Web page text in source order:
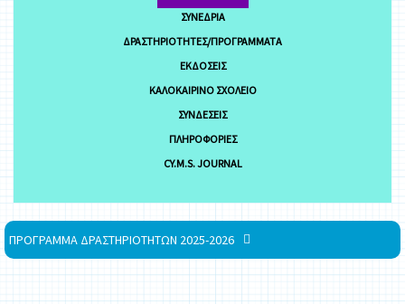
ΣΥΝΈΔΡΙΑ
ΔΡΑΣΤΗΡΙΌΤΗΤΕΣ/ΠΡΟΓΡΆΜΜΑΤΑ
ΕΚΔΌΣΕΙΣ
ΚΑΛΟΚΑΙΡΙΝΌ ΣΧΟΛΕΊΟ
ΣΥΝΔΈΣΕΙΣ
ΠΛΗΡΟΦΟΡΊΕΣ
CY.M.S. JOURNAL
ΠΡΟΓΡΑΜΜΑ ΔΡΑΣΤΗΡΙΟΤΗΤΩΝ 2025-2026